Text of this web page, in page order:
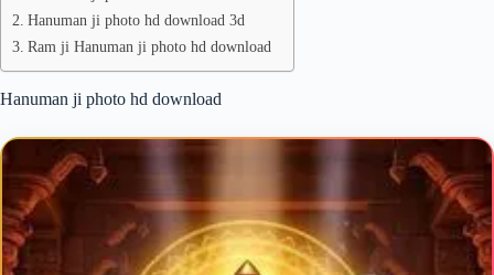
Hanuman ji photo hd download 3d
Ram ji Hanuman ji photo hd download
Hanuman ji photo hd download